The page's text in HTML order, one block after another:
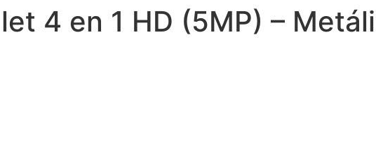
4 en 1 HD (5MP) –